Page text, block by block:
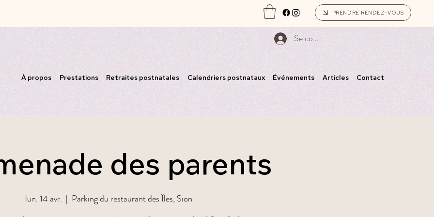
PRENDRE RENDEZ-VOUS
À propos Prestations Retraites postnatales Calendriers postnataux Événements Articles Contact
Se connecter
des parents
lun. 14 avr.
  |
Parking du restaurant des Îles, Sion